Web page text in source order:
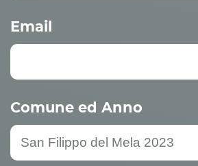
Email
Comune ed Anno